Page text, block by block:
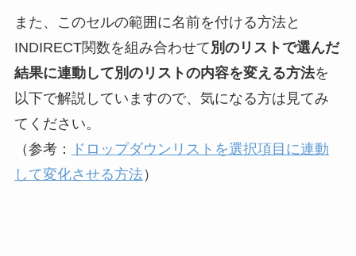
また、このセルの範囲に名前を付ける方法と
INDIRECT関数を組み合わせて 別のリストで選んだ
結果に連動して別のリストの内容を変える方法を
以下で解説していますので、気になる方は見てみ
てください。
（参考：
ドロップダウンリストを選択項目に連動
して変化させる方法）